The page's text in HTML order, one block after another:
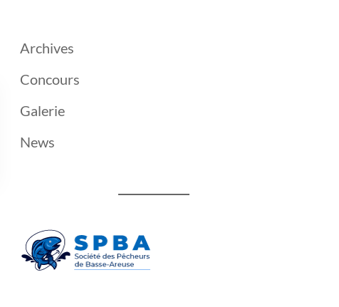
Archives
Concours
Galerie
News